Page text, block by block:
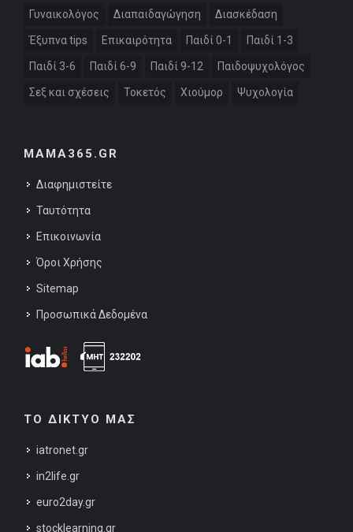
Γυναικολόγος Διαπαιδαγώγηση Διασκέδαση
Έξυπνα tips Επικαιρότητα Παιδί 0-1 Παιδί 1-3
Παιδί 3-6 Παιδί 6-9 Παιδί 9-12 Παιδοψυχολόγος
Σεξ και σχέσεις Τοκετός Χιούμορ Ψυχολογία
MAMA365.GR
Διαφημιστείτε
Ταυτότητα
Επικοινωνία
Όροι Χρήσης
Sitemap
Προσωπικά Δεδομένα
ΤΟ ΔΙΚΤΥΟ ΜΑΣ
iatronet.gr
in2life.gr
euro2day.gr
stocklearning.gr